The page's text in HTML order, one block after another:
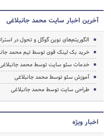
آخرین اخبار سایت محمد جانبلاغی
الگوریتم‌های نوین گوگل و تحول در
خرید بک لینک قوی توسط تیم محمد
خدمات سئو سایت توسط محمد
آموزش سئو توسط محمد جانبلاغی
طراحی سایت توسط محمد جانبلاغی
اخبار ویژه